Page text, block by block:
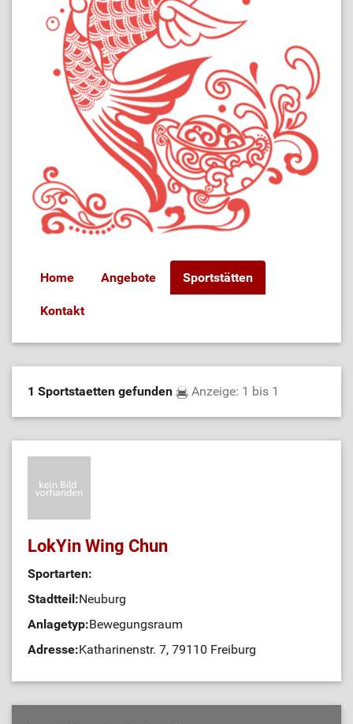
Home Angebote Sportstätten
Kontakt
1 Sportstaetten gefunden Anzeige: 1 bis 1
LokYin Wing Chun
Sportarten:
Stadtteil:Neuburg
Anlagetyp:Bewegungsraum
Adresse:Katharinenstr. 7, 79110 Freiburg